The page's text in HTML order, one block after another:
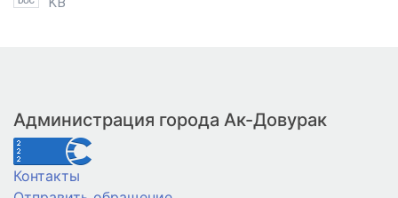
Администрация города Ак-Довурак
Контакты